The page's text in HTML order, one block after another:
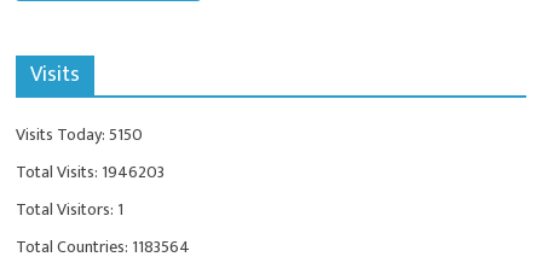
Visits
Visits Today: 5150
Total Visits: 1946203
Total Visitors: 1
Total Countries: 1183564